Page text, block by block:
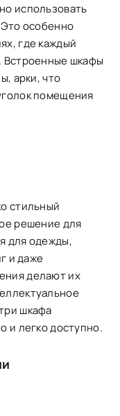
использовать
особенно
где каждый
Встроенные шкафы
арки, что
помещения
стильный
решение для
для одежды,
и даже
делают их
шкафа
и легко доступно.